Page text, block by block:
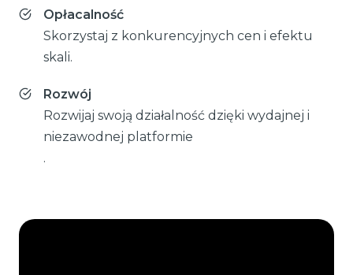
Opłacalność
Skorzystaj z konkurencyjnych cen i efektu
skali.
Rozwój
Rozwijaj swoją działalność dzięki wydajnej i
niezawodnej platformie
.